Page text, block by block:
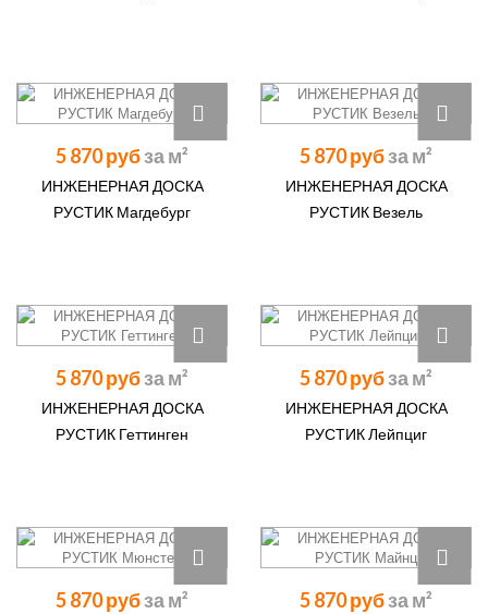
5 870 руб
ИНЖЕНЕРНАЯ ДОСКА
РУСТИК Магдебург
5 870 руб
ИНЖЕНЕРНАЯ ДОСКА
РУСТИК Везель
5 870 руб
ИНЖЕНЕРНАЯ ДОСКА
РУСТИК Геттинген
5 870 руб
ИНЖЕНЕРНАЯ ДОСКА
РУСТИК Лейпциг
5 870 руб 5 870 руб